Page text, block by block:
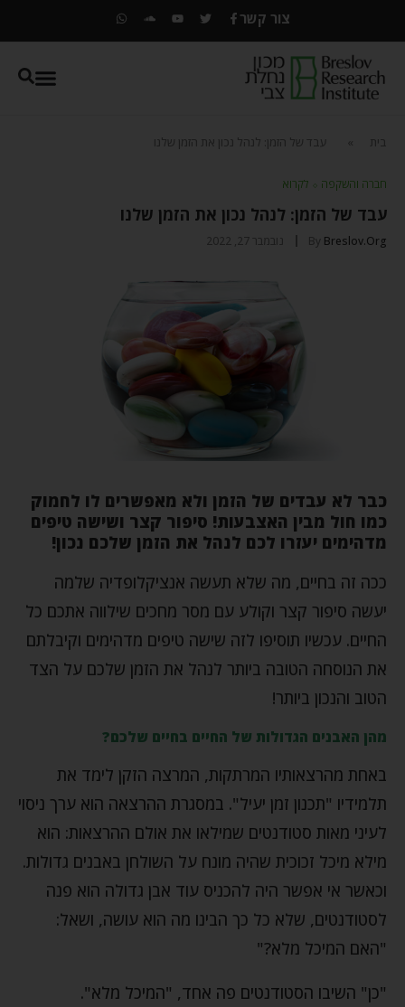
צור קשר
בית עבד של הזמן: לנהל נכון את הזמן שלנו
חברה והשקפה ⬦ לקרוא
עבד של הזמן: לנהל נכון את הזמן שלנו
By Breslov.org נובמבר 27, 2022
כבר לא עבדים של הזמן ולא מאפשרים לו לחמוק
כמו חול מבין האצבעות! סיפור קצר ושישה טיפים
מדהימים יעזרו לכם לנהל את הזמן שלכם נכון!
ככה זה בחיים, מה שלא תעשה אנציקלופדיה שלמה
יעשה סיפור קצר וקולע עם מסר מחכים שילווה אתכם כל
החיים. עכשיו תוסיפו לזה שישה טיפים מדהימים וקיבלתם
את הנוסחה הטובה ביותר לנהל את הזמן שלכם על הצד
הטוב והנכון ביותר!
מהן האבנים הגדולות של החיים בחיים שלכם?
באחת מהרצאותיו המרתקות, המרצה הזקן לימד את
תלמידיו "תכנון זמן יעיל". במסגרת ההרצאה הוא ערך ניסוי
לעיני מאות סטודנטים שמילאו את אולם ההרצאות: הוא
מילא מיכל זכוכית שהיה מונח על השולחן באבנים גדולות.
וכאשר אי אפשר היה להכניס עוד אבן גדולה הוא פנה
לסטודנטים, שלא כל כך הבינו מה הוא עושה, ושאל:
"האם המיכל מלא?"
"כן" השיבו הסטודנטים פה אחד, "המיכל מלא".